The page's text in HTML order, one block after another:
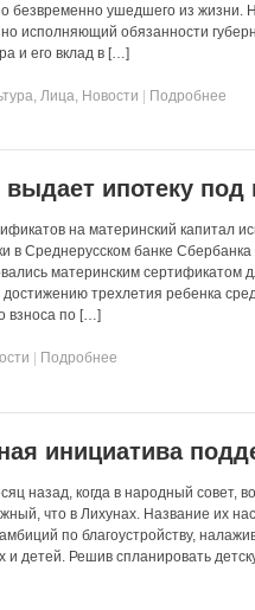
безвременно ушедшего из жизни.
исполняющий обязанности
и его вклад в […]
,Лица, Новости Подробнее
ипотеку под
на материнский капитал
в Среднерусском банке
материнским
трехлетия ребенка
взноса по […]
Подробнее
инициатива
назад, когда в народный
что в Лихунах. Название их
по благоустройству,
и детей. Решив спланировать